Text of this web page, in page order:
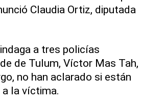
Claudia Ortiz, diputada
a tres policías
de Tulum, Víctor Mas Tah,
no han aclarado si están
la víctima.